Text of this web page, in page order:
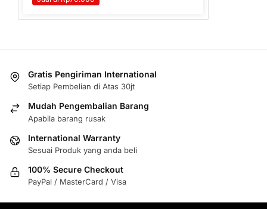
Gratis Pengiriman International
Setiap Pembelian di Atas 30jt
Mudah Pengembalian Barang
Apabila barang rusak
International Warranty
Sesuai Produk yang anda beli
100% Secure Checkout
PayPal / MasterCard / Visa